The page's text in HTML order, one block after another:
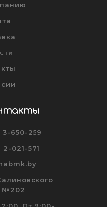
3-650-259
2-021-571
№202
Пт 9:00-